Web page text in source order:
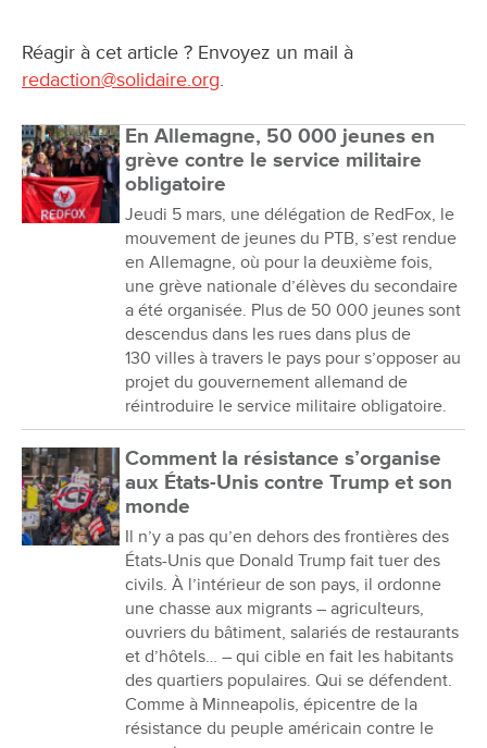
Réagir à cet article ? Envoyez un mail à
redaction@solidaire.org.
En Allemagne, 50 000 jeunes en
grève contre le service militaire
obligatoire
Jeudi 5 mars, une délégation de RedFox, le
mouvement de jeunes du PTB, s’est rendue
en Allemagne, où pour la deuxième fois,
une grève nationale d’élèves du secondaire
a été organisée. Plus de 50 000 jeunes sont
descendus dans les rues dans plus de
130 villes à travers le pays pour s’opposer au
projet du gouvernement allemand de
réintroduire le service militaire obligatoire.
Comment la résistance s’organise
aux États-Unis contre Trump et son
monde
Il n’y a pas qu’en dehors des frontières des
États-Unis que Donald Trump fait tuer des
civils. À l’intérieur de son pays, il ordonne
une chasse aux migrants – agriculteurs,
ouvriers du bâtiment, salariés de restaurants
et d’hôtels… – qui cible en fait les habitants
des quartiers populaires. Qui se défendent.
Comme à Minneapolis, épicentre de la
résistance du peuple américain contre le